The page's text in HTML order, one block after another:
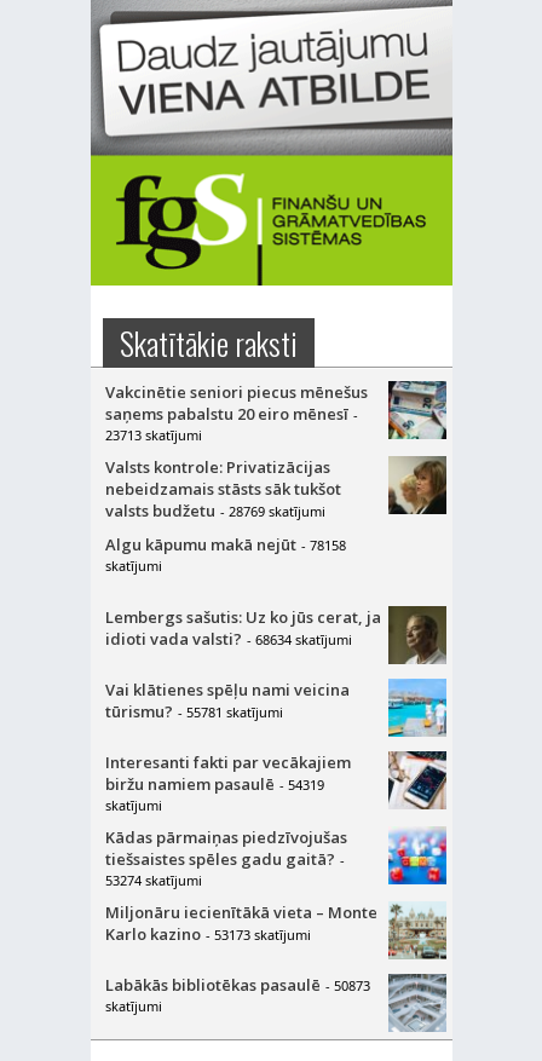
Skatītākie raksti
Vakcinētie seniori piecus mēnešus
saņems pabalstu 20 eiro mēnesī -
23713 skatījumi
Valsts kontrole: Privatizācijas
nebeidzamais stāsts sāk tukšot
valsts budžetu - 28769 skatījumi
Algu kāpumu makā nejūt - 78158
skatījumi
Lembergs sašutis: Uz ko jūs cerat, ja
idioti vada valsti? - 68634 skatījumi
Vai klātienes spēļu nami veicina
tūrismu? - 55781 skatījumi
Interesanti fakti par vecākajiem
biržu namiem pasaulē - 54319
skatījumi
Kādas pārmaiņas piedzīvojušas
tiešsaistes spēles gadu gaitā? -
53274 skatījumi
Miljonāru iecienītākā vieta – Monte
Karlo kazino - 53173 skatījumi
Labākās bibliotēkas pasaulē - 50873
skatījumi